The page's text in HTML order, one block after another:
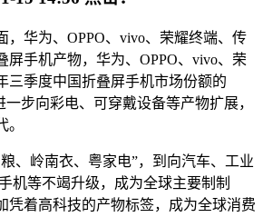
华为、OPPO、vivo、荣耀终端、传
屏手机产物，华为、OPPO、vivo、荣
三季度中国折叠屏手机市场份额的
步向彩电、可穿戴设备等产物扩展，
岭南衣、粤家电”，到向汽车、工业
机等不竭升级，成为全球主要制制
凭着高科技的产物标签，成为全球消费